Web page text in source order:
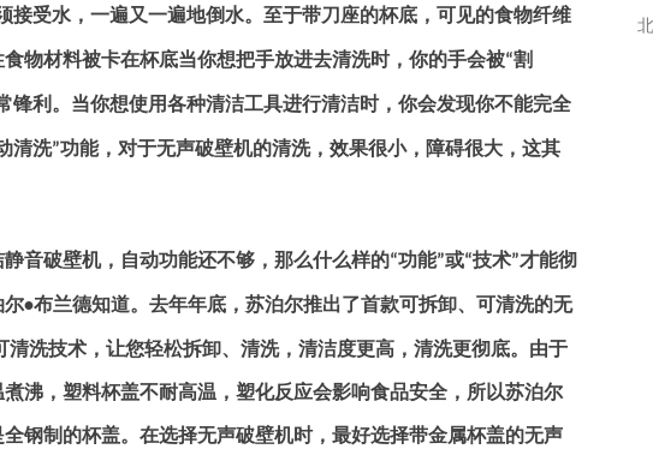
接受水，一遍又一遍地倒水。至于带刀座的杯底，可见的食物纤维
物材料被卡在杯底当你想把手放进去清洗时，你的手会被“割
锋利。当你想使用各种清洁工具进行清洁时，你会发现你不能完全
清洗”功能，对于无声破壁机的清洗，效果很小，障碍很大，这其
音破壁机，自动功能还不够，那么什么样的“功能”或“技术”才能彻
尔•布兰德知道。去年年底，苏泊尔推出了首款可拆卸、可清洗的无
清洗技术，让您轻松拆卸、清洗，清洁度更高，清洗更彻底。由于
沸，塑料杯盖不耐高温，塑化反应会影响食品安全，所以苏泊尔
钢制的杯盖。在选择无声破壁机时，最好选择带金属杯盖的无声